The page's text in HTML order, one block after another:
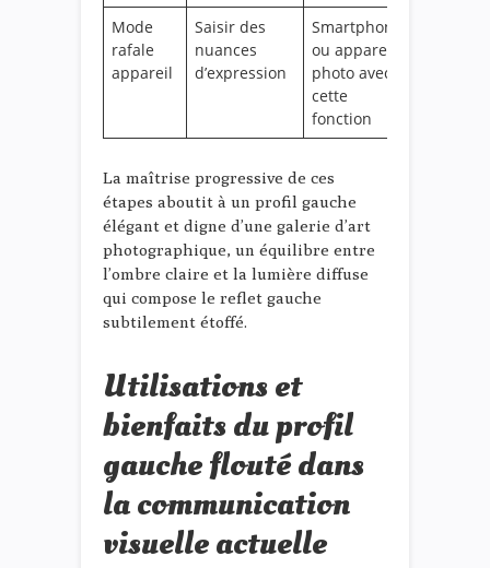
Mode
rafale
appareil
Saisir des
nuances
d’expression
Smartphone
ou appareil
photo avec
cette
fonction
La maîtrise progressive de ces
étapes aboutit à un profil gauche
élégant et digne d’une galerie d’art
photographique, un équilibre entre
l’ombre claire et la lumière diffuse
qui compose le reflet gauche
subtilement étoffé.
Utilisations et
bienfaits du profil
gauche flouté dans
la communication
visuelle actuelle